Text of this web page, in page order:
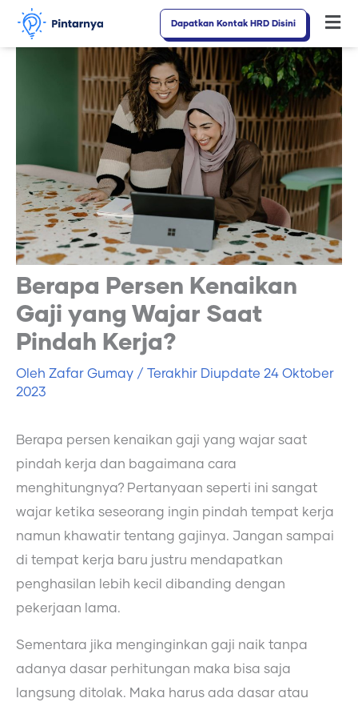
Lewati
Dapatkan Kontak HRD Disini
Berapa Persen Kenaikan
Gaji yang Wajar Saat
Pindah Kerja?
Oleh Zafar Gumay / Terakhir Diupdate 24 Oktober
2023
Berapa persen kenaikan gaji yang wajar saat
pindah kerja dan bagaimana cara
menghitungnya? Pertanyaan seperti ini sangat
wajar ketika seseorang ingin pindah tempat kerja
namun khawatir tentang gajinya. Jangan sampai
di tempat kerja baru justru mendapatkan
penghasilan lebih kecil dibanding dengan
pekerjaan lama.
Sementara jika menginginkan gaji naik tanpa
adanya dasar perhitungan maka bisa saja
langsung ditolak. Maka harus ada dasar atau